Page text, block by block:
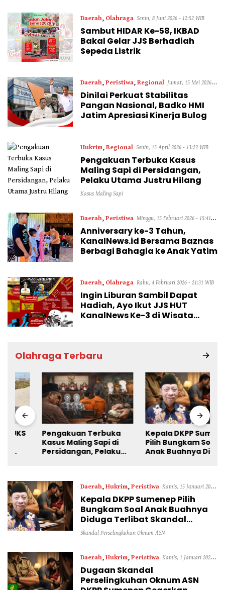
Daerah, Olahraga Senin, 8 Juni 2026 - 12:52 WIB
Sambut HIDAR Ke-58, IKBAD
Bakal Gelar JJS Berhadiah
Sepeda Listrik
Daerah, Peristiwa, Regional Jumat, 15 Mei 2026 -
11:07 WIB
Dinilai Perkuat Stabilitas
Pangan Nasional, Badko HMI
Jatim Apresiasi Kinerja Bulog
Hukrim, Regional Senin, 13 April 2026 - 13:22 WIB
Pengakuan Terbuka Kasus
Maling Sapi di Persidangan,
Pelaku Utama Justru Hilang
Kasus Maling Sapi
Daerah, Peristiwa Minggu, 15 Februari 2026 - 15:41
WIB
Anniversary ke-3 Tahun,
KanalNews.id Bersama Baznas
Berbagi Bahagia ke Anak Yatim
Daerah, Olahraga Rabu, 4 Februari 2026 - 21:31 WIB
Ingin Liburan Sambil Dapat
Hadiah, Ayo Ikut JJS HUT
KanalNews Ke-3 di Wisata
Olahraga Terbaru
Pengakuan Terbuka
Kasus Maling Sapi di
Persidangan, Pelaku
Kepala DKPP Sumenep
Pilih Bungkam Soal
Anak Buahnya Diduga
Daerah, Hukrim, Peristiwa Kamis, 15 Januari 2026
- 13:52 WIB
Kepala DKPP Sumenep Pilih
Bungkam Soal Anak Buahnya
Diduga Terlibat Skandal
Perselingkuhan
Skandal Perselingkuhan Oknum ASN
Daerah, Hukrim, Peristiwa Kamis, 1 Januari 2026 -
15:04 WIB
Dugaan Skandal
Perselingkuhan Oknum ASN